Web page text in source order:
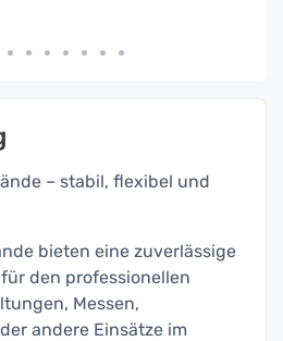
– stabil, flexibel und
bieten eine zuverlässige
den professionellen
Messen,
andere Einsätze im